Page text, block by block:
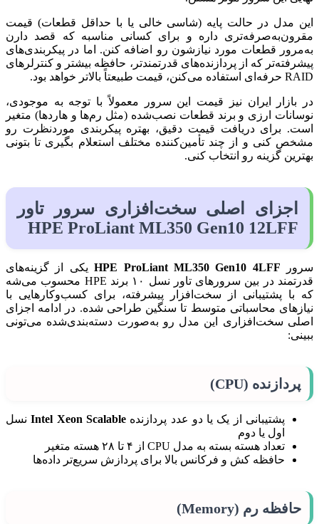
این مدل در حالت پایه (شاسی خالی یا با حداقل قطعات) قیمت
مقرون‌به‌صرفه‌تری داره و برای کسانی مناسبه که قصد دارن
به‌مرور قطعات مورد نیازشون رو اضافه کنن. اما در پیکربندی‌های
پیشرفته‌تر که از پردازنده‌های قدرتمندتر، حافظه بیشتر و کنترلرهای
RAID حرفه‌ای استفاده می‌کنن، قیمت طبیعتاً بالاتر خواهد بود.
در بازار ایران نیز قیمت این سرور معمولاً با توجه به موجودی،
نوسانات ارزی و برند قطعات نصب‌شده (مثل رم‌ها و هاردها) متغیر
است. برای دریافت قیمت دقیق، بهتره پیکربندی موردنظرت رو
مشخص کنی و از چند تأمین‌کننده مختلف استعلام بگیری تا بتونی
بهترین گزینه رو انتخاب کنی.
اجزای اصلی سخت‌افزاری سرور تاور
HPE ProLiant ML350 Gen10 12LFF
سرور HPE ProLiant ML350 Gen10 4LFFیکی از گزینه‌های
قدرتمند در بین سرورهای تاور نسل ۱۰ برند HPE محسوب می‌شه
که با پشتیبانی از سخت‌افزار پیشرفته، برای کسب‌وکارهایی با
نیازهای محاسباتی متوسط تا سنگین طراحی شده. در ادامه اجزای
اصلی سخت‌افزاری این مدل رو به‌صورت دسته‌بندی‌شده می‌تونی
ببینی:
پردازنده (CPU)
پشتیبانی از یک یا دو عدد پردازندهIntel Xeon Scalableنسل
اول یا دوم
تعداد هسته بسته به مدل CPU از ۴ تا ۲۸ هسته متغیر
حافظه کش و فرکانس بالا برای پردازش سریع‌تر داده‌ها
حافظه رم (Memory)